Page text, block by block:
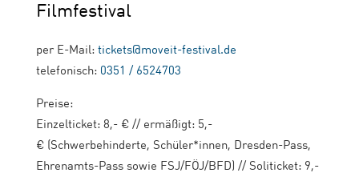
Filmfestival
per E-Mail: tickets@moveit-festival.de
telefonisch: 0351 / 6524703
Preise:
Einzelticket: 8,- € // ermäßigt: 5,-
€ (Schwerbehinderte, Schüler*innen, Dresden-Pass,
Ehrenamts-Pass sowie FSJ/FÖJ/BFD) // Soliticket: 9,-